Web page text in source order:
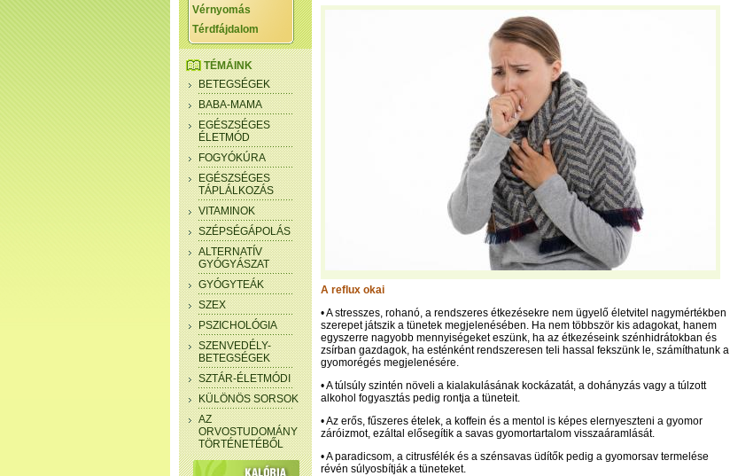
Vérnyomás
Térdfájdalom
TÉMÁINK
BETEGSÉGEK
BABA-MAMA
EGÉSZSÉGES
ÉLETMÓD
FOGYÓKÚRA
EGÉSZSÉGES
TÁPLÁLKOZÁS
VITAMINOK
SZÉPSÉGÁPOLÁS
ALTERNATÍV
GYÓGYÁSZAT
GYÓGYTEÁK
SZEX
PSZICHOLÓGIA
SZENVEDÉLY-
BETEGSÉGEK
SZTÁR-ÉLETMÓDI
KÜLÖNÖS SORSOK
AZ
ORVOSTUDOMÁNY
TÖRTÉNETÉBŐL
A reflux okai
• A stresszes, rohanó, a rendszeres étkezésekre nem ügyelő életvitel nagymértékben
szerepet játszik a tünetek megjelenésében. Ha nem többször kis adagokat, hanem
egyszerre nagyobb mennyiségeket eszünk, ha az étkezéseink szénhidrátokban és
zsírban gazdagok, ha esténként rendszeresen teli hassal fekszünk le, számíthatunk a
gyomorégés megjelenésére.
• A túlsúly szintén növeli a kialakulásának kockázatát, a dohányzás vagy a túlzott
alkohol fogyasztás pedig rontja a tüneteit.
• Az erős, fűszeres ételek, a koffein és a mentol is képes elernyeszteni a gyomor
záróizmot, ezáltal elősegítik a savas gyomortartalom visszaáramlását.
• A paradicsom, a citrusfélék és a szénsavas üdítők pedig a gyomorsav termelése
révén súlyosbítják a tüneteket.